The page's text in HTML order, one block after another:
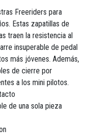
Freeriders para
Estas zapatillas de
traen la resistencia al
insuperable de pedal
más jóvenes. Además,
de cierre por
a los mini pilotos.
de una sola pieza